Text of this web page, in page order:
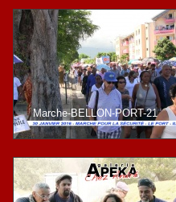
Marche-BELLON-PORT-21